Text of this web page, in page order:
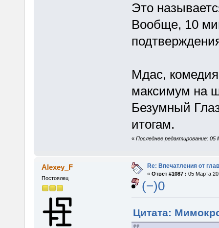
Это
Вообще, 10
Мдас,
максимум на
Безумный
итогам.
« Последнее редактирование:
Alexey_F
Постоялец
Re: Впечатления от
« Ответ #1087 : 05 Марта
(−)0
Цитата: